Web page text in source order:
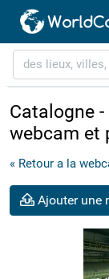
Catalogne
webcam et
« Retour a la
Ajouter une